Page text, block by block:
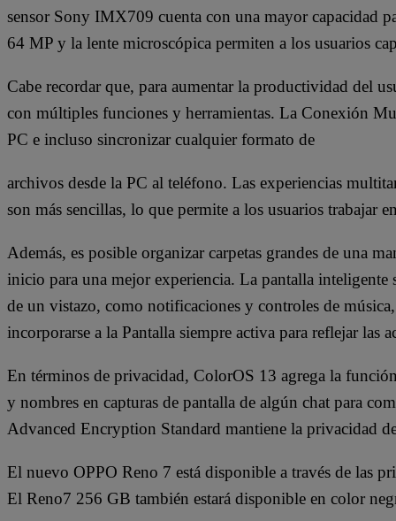
sensor Sony IMX709 cuenta con una mayor capacidad
64 MP y la lente microscópica permiten a los usuarios
Cabe recordar que, para aumentar la productividad del
con múltiples funciones y herramientas. La Conexión
PC e incluso sincronizar cualquier formato de
archivos desde la PC al teléfono. Las experiencias
son más sencillas, lo que permite a los usuarios trabajar
Además, es posible organizar carpetas grandes de una
inicio para una mejor experiencia. La pantalla
de un vistazo, como notificaciones y controles de
incorporarse a la Pantalla siempre activa para reflejar las
En términos de privacidad, ColorOS 13 agrega la
y nombres en capturas de pantalla de algún chat para
Advanced Encryption Standard mantiene la privacidad
El nuevo OPPO Reno 7 está disponible a través de las
El Reno7 256 GB también estará disponible en color